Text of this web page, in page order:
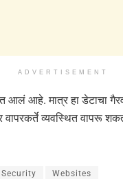
ADVERTISEMENT
आहे. मात्र हा डेटाचा
व्यवस्थित वापरू
Security Websites